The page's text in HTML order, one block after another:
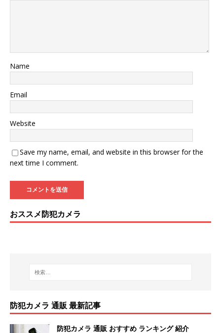
Name
Email
Website
Save my name, email, and website in this browser for the
next time I comment.
おススメ防犯カメラ
防犯カメラ 通販 最新記事
防犯カメラ 通販 おすすめ ランキング 紹介